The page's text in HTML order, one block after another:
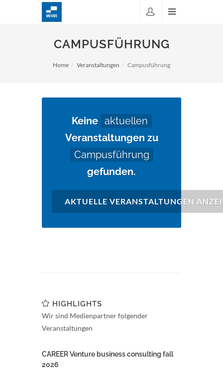
CAMPUSFÜHRUNG
Home Veranstaltungen Campusführung
Keine aktuellen
Veranstaltungen zu
Campusführung
gefunden.
AKTUELLE VERANSTALTUNGEN
HIGHLIGHTS
Wir sind Medienpartner folgender
Veranstaltungen
CAREER Venture business consulting fall
2026